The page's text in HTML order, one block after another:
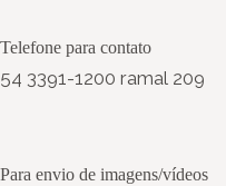
Telefone para contato
54 3391-1200 ramal 209
Para envio de imagens/vídeos